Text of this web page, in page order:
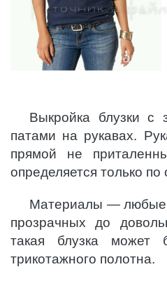
Выкройка блузки с
патами на рукавах.
прямой не
определяется только по
Материалы — любые
прозрачных до
такая блузка может
трикотажного полотна.